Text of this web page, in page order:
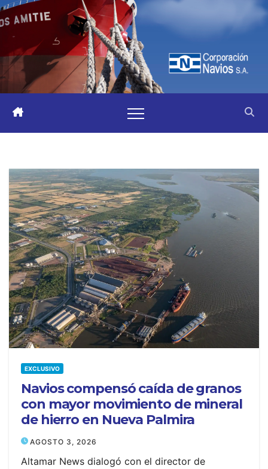
EXCLUSIVO
Navios compensó caída de granos
con mayor movimiento de mineral
de hierro en Nueva Palmira
AGOSTO 3, 2026
Altamar News dialogó con el director de